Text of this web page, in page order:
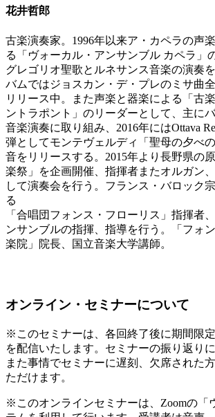
花井哲郎
古楽演奏家。1996年以来ア・カペラの声
る「ヴォーカル・アンサンブル カペラ」
グレゴリオ聖歌とルネサンス音楽の演奏
バムではジョスカン・デ・プレのミサ曲
リリース中。また声楽と器楽による「古
ントラポント」のリーダーとして、主に
音楽演奏に取り組み、2016年にはOttava
弾としてモンテヴェルディ「聖母の夕べ
音をリリースする。2015年より長野県の
楽祭」を企画開催、指揮者またオルガン
して演奏会を行う。フランス・バロック
る
「合唱団フォンス・フローリス」指揮者
ンサンブルの指揮、指導を行う。「フォ
楽院」院長、国立音楽大学講師。
オンライン・セミナーについて
※このセミナーは、各回終了後に期間限
を配信いたします。セミナーの振り返り
また事情でセミナーに遅刻、欠席された
ただけます。
※このオンラインセミナーは、Zoomの「